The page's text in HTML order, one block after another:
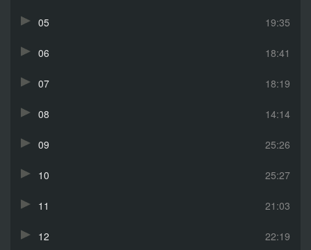
19:35
05
18:41
06
18:19
07
14:14
08
25:26
09
25:27
10
21:03
11
22:19
12